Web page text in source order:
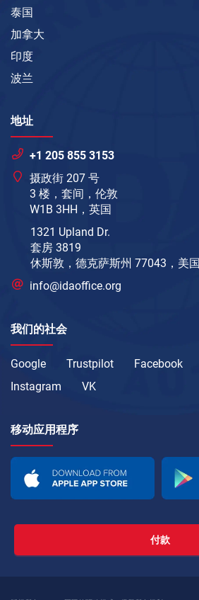
泰国
加拿大
印度
波兰
地址
+1 205 855 3153
摄政街 207 号
3 楼，套间，伦敦
W1B 3HH，英国
1321 Upland Dr.
套房 3819
休斯敦，德克萨斯州 77043，美国
info@idaoffice.org
我们的社会
Google Trustpilot Facebook
Instagram
VK
移动应用程序
付款